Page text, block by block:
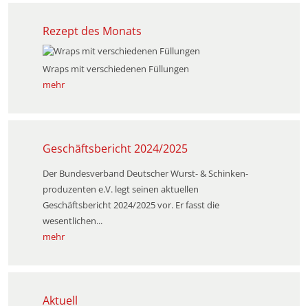
Rezept des Monats
Wraps mit verschiedenen Füllungen
mehr
Geschäftsbericht 2024/2025
Der Bundesverband Deutscher Wurst- & Schinken­
produzenten e.V. legt seinen aktuellen
Geschäftsbericht 2024/2025 vor. Er fasst die
wesentlichen...
mehr
Aktuell